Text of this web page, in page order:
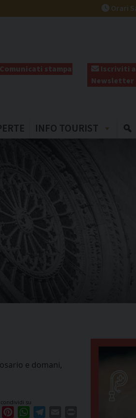
Orari
stampa
Iscriviti
Newsletter
INFO TOURIST
e domani,
condividi su
Messenger
PinterestWhatsApp